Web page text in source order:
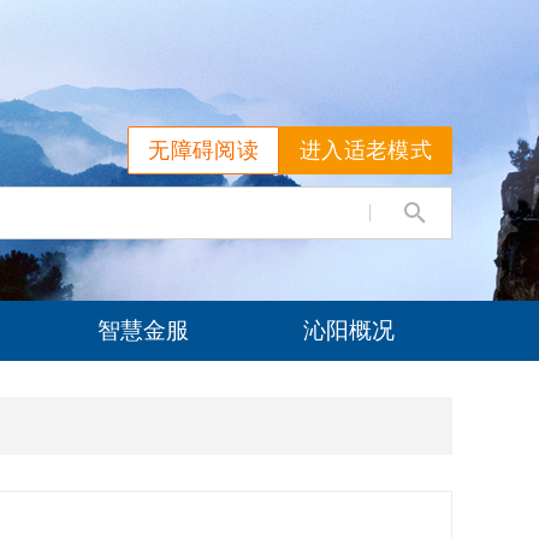
进入适老模式
无障碍阅读
智慧金服 沁阳概况